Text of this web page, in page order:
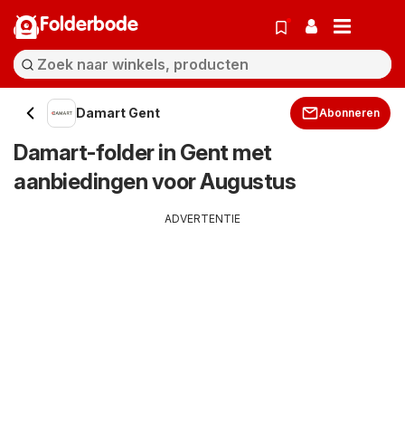
Folderbode
Damart Gent Abonneren
Damart-folder in Gent met
aanbiedingen voor Augustus
ADVERTENTIE